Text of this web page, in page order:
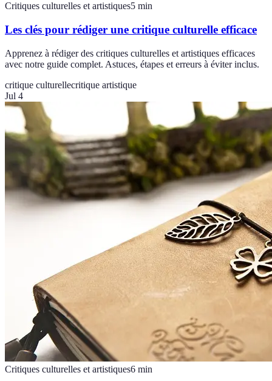
Critiques culturelles et artistiques5 min
Les clés pour rédiger une critique culturelle efficace
Apprenez à rédiger des critiques culturelles et artistiques efficaces
avec notre guide complet. Astuces, étapes et erreurs à éviter inclus.
critique culturellecritique artistique
Jul 4
Critiques culturelles et artistiques6 min